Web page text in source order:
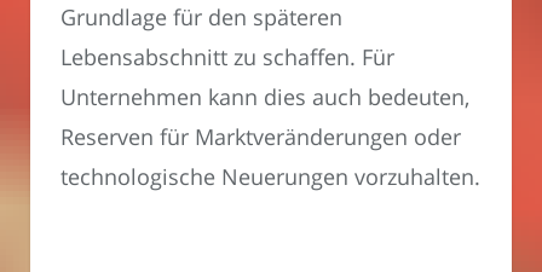
Grundlage für den späteren
Lebensabschnitt zu schaffen. Für
Unternehmen kann dies auch bedeuten,
Reserven für Marktveränderungen oder
technologische Neuerungen vorzuhalten.